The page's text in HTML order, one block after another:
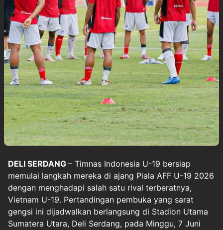
DELI SERDANG – Timnas Indonesia U-19 bersiap
memulai langkah mereka di ajang Piala AFF U-19 2026
dengan menghadapi salah satu rival terberatnya,
Vietnam U-19. Pertandingan pembuka yang sarat
gengsi ini dijadwalkan berlangsung di Stadion Utama
Sumatera Utara, Deli Serdang, pada Minggu, 7 Juni